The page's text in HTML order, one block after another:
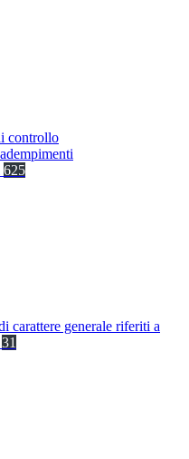
controllo
625
carattere generale riferiti a
31